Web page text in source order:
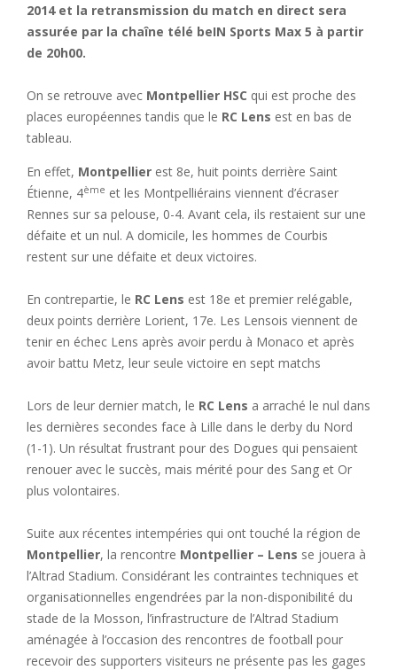
2014 et la retransmission du match en direct sera
assurée par la chaîne télé beIN Sports Max 5 à partir
de 20h00.
On se retrouve avec Montpellier HSC qui est proche des
places européennes tandis que le RC Lens est en bas de
tableau.
En effet, Montpellier est 8e, huit points derrière Saint
Étienne, 4ème et les Montpelliérains viennent d’écraser
Rennes sur sa pelouse, 0-4. Avant cela, ils restaient sur une
défaite et un nul. A domicile, les hommes de Courbis
restent sur une défaite et deux victoires.
En contrepartie, le RC Lens est 18e et premier relégable,
deux points derrière Lorient, 17e. Les Lensois viennent de
tenir en échec Lens après avoir perdu à Monaco et après
avoir battu Metz, leur seule victoire en sept matchs
Lors de leur dernier match, le RC Lens a arraché le nul dans
les dernières secondes face à Lille dans le derby du Nord
(1-1). Un résultat frustrant pour des Dogues qui pensaient
renouer avec le succès, mais mérité pour des Sang et Or
plus volontaires.
Suite aux récentes intempéries qui ont touché la région de
Montpellier, la rencontre Montpellier – Lens se jouera à
l’Altrad Stadium. Considérant les contraintes techniques et
organisationnelles engendrées par la non-disponibilité du
stade de la Mosson, l’infrastructure de l’Altrad Stadium
aménagée à l’occasion des rencontres de football pour
recevoir des supporters visiteurs ne présente pas les gages